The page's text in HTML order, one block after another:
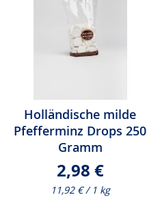
Holländische milde
Pfefferminz Drops 250
Gramm
2,98 €
11,92 € / 1 kg